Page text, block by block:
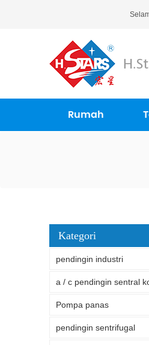
Rumah
Kategori
pendingin industri
a / c pendingin sentral
Pompa panas
pendingin sentrifugal